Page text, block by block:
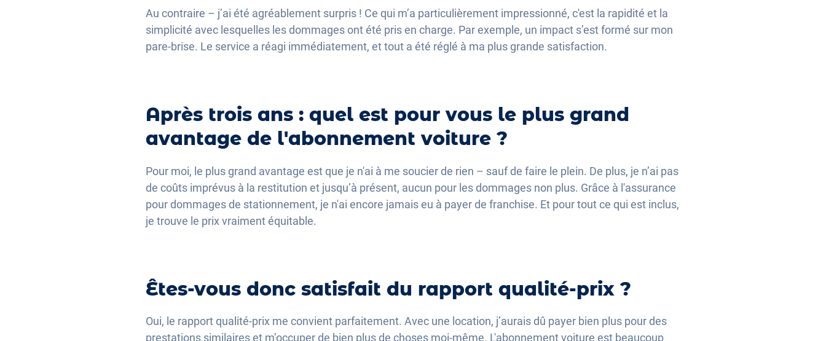
Au contraire – j’ai été agréablement surpris ! Ce qui m’a particulièrement impressionné, c'est la rapidité et la
simplicité avec lesquelles les dommages ont été pris en charge. Par exemple, un impact s’est formé sur mon
pare-brise. Le service a réagi immédiatement, et tout a été réglé à ma plus grande satisfaction.
Après trois ans : quel est pour vous le plus grand
avantage de l'abonnement voiture ?
Pour moi, le plus grand avantage est que je n'ai à me soucier de rien – sauf de faire le plein. De plus, je n’ai pas
de coûts imprévus à la restitution et jusqu’à présent, aucun pour les dommages non plus. Grâce à l'assurance
pour dommages de stationnement, je n'ai encore jamais eu à payer de franchise. Et pour tout ce qui est inclus,
je trouve le prix vraiment équitable.
Êtes-vous donc satisfait du rapport qualité-prix ?
Oui, le rapport qualité-prix me convient parfaitement. Avec une location, j’aurais dû payer bien plus pour des
prestations similaires et m’occuper de bien plus de choses moi-même. L'abonnement voiture est beaucoup